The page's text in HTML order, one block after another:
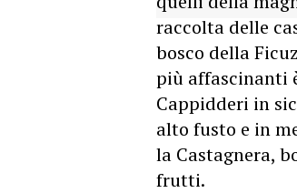
raccolta delle
bosco della
più affascinanti
Cappidderi in
alto fusto e in
la Castagnera,
frutti.